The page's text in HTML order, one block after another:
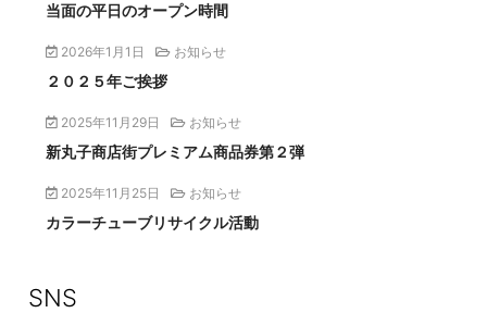
当面の平日のオープン時間
2026年1月1日 お知らせ
２０２５年ご挨拶
2025年11月29日 お知らせ
新丸子商店街プレミアム商品券第２弾
2025年11月25日 お知らせ
カラーチューブリサイクル活動
SNS